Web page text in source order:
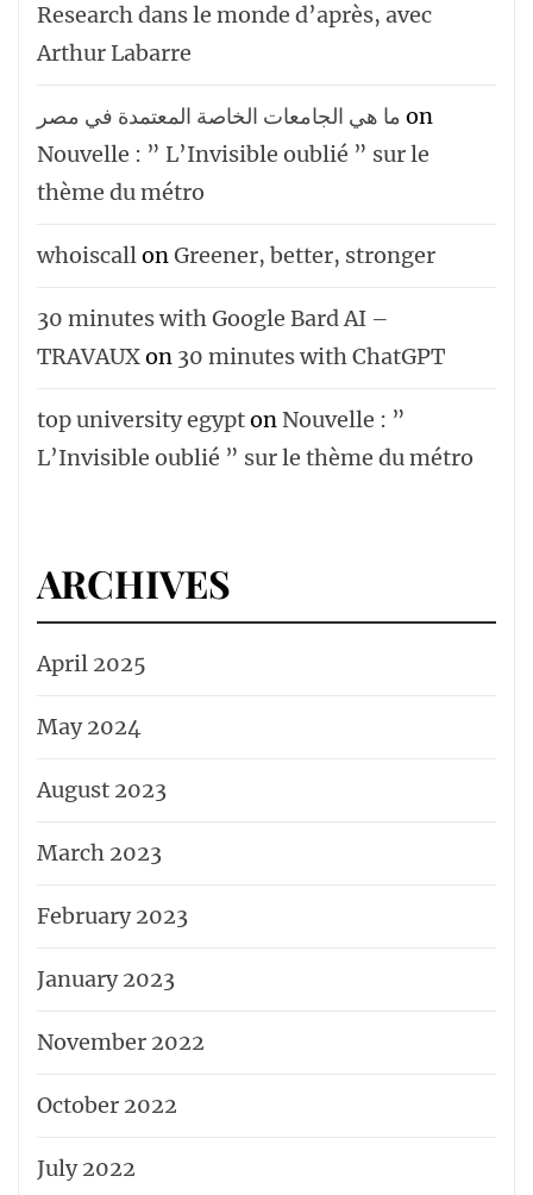
Research dans le monde d’après, avec
Arthur Labarre
ما هي الجامعات الخاصة المعتمدة في مصر on
Nouvelle : ” L’Invisible oublié ” sur le
thème du métro
whoiscallonGreener, better, stronger
30 minutes with Google Bard AI –
TRAVAUXon 30 minutes with ChatGPT
top university egypton Nouvelle : ”
L’Invisible oublié ” sur le thème du métro
ARCHIVES
April 2025
May 2024
August 2023
March 2023
February 2023
January 2023
November 2022
October 2022
July 2022